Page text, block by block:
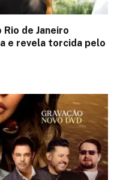
Rio de Janeiro
e revela torcida pelo